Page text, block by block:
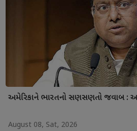
અમેરિકાને ભારતનો સણસણતો જવાબ :
August 08, Sat, 2026